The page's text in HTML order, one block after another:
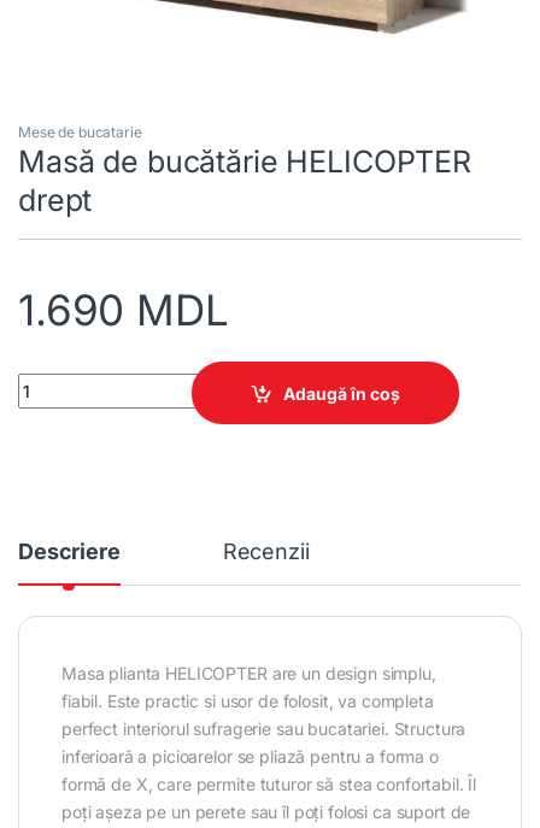
Mese de bucatarie
Masă de bucătărie HELICOPTER
drept
1.690 MDL
Masă de bucătărie HELICOPTER drept quantity
Adaugă în coș
Descriere Recenzii
Masa plianta HELICOPTER are un design simplu,
fiabil. Este practic si usor de folosit, va completa
perfect interiorul sufragerie sau bucatariei. Structura
inferioară a picioarelor se pliază pentru a forma o
formă de X, care permite tuturor să stea confortabil. Îl
poți așeza pe un perete sau îl poți folosi ca suport de